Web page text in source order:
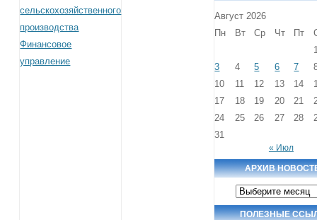
сельскохозяйственного
производства
Финансовое
управление
Август 2026
Пн
Вт Ср Чт Пт
3
4 5 6 7
10
11 12 13 14
17
18 19 20 21
24
25 26 27 28
31
« Июл
АРХИВ
Архив
новостей
ПОЛЕЗНЫЕ